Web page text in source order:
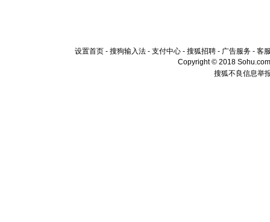
设置首页 - 搜狗输入法 - 支付中心 - 搜狐招聘 - 广告服务 - 客
Copyright © 2018
搜狐不良信息举